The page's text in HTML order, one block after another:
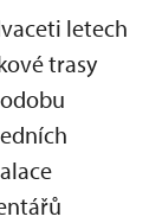
letech
trasy